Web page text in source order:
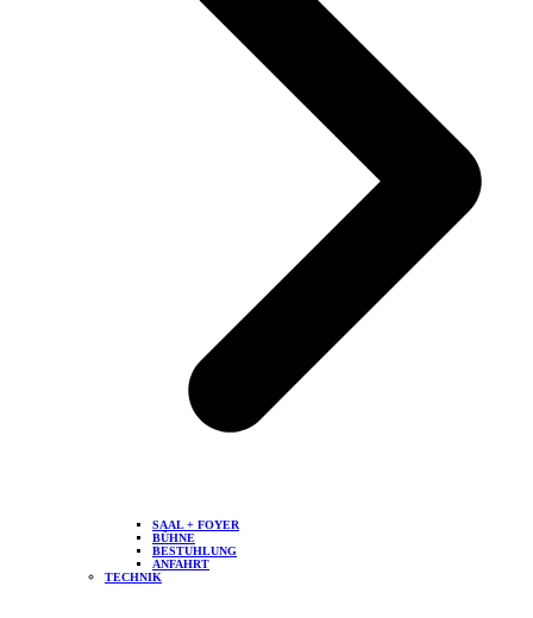
SAAL + FOYER
BÜHNE
BESTUHLUNG
ANFAHRT
TECHNIK